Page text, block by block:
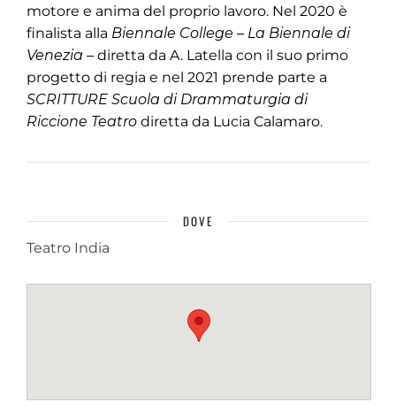
motore e anima del proprio lavoro. Nel 2020 è
finalista alla Biennale College – La Biennale di
Venezia – diretta da A. Latella con il suo primo
progetto di regia e nel 2021 prende parte a
SCRITTURE Scuola di Drammaturgia di
Riccione Teatro diretta da Lucia Calamaro.
DOVE
Teatro India